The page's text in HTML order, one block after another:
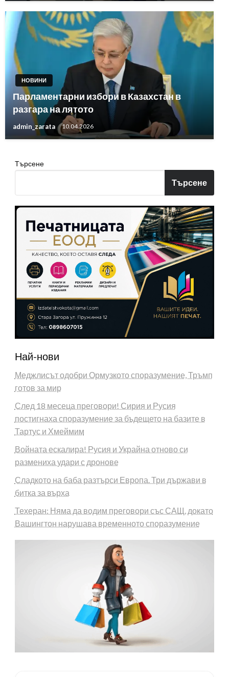
НОВИНИ
Парламентарни избори в Казахстан в
разгара на лятото
admin_zarata 10.04.2026
Търсене
Търсене
Най-нови
Меджлисът одобри Ормузкото споразумение, Тръмп
готов за мир
След 18 месеца преговори! Сирия и Русия
постигнаха споразумение за бъдещето на базите в
Тартус и Хмеймим
Войната ескалира! Русия и Украйна отново си
размениха удари с дронове
Сладкото на баба разтърси Европа. Три държави в
битка за върха
Техеран: Няма да водим преговори със САЩ, докато
Вашингтон нарушава временното споразумение